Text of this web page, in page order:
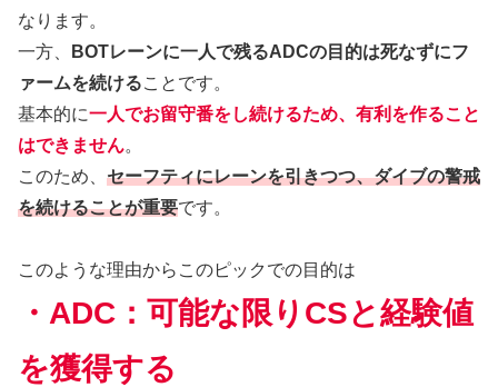
なります。
一方、
BOTレーンに一人で残るADCの目的は死なずにフ
ァームを続けることです。
基本的に一人でお留守番をし続けるため、有利を作ること
はできません。
このため、 セーフティにレーンを引きつつ、ダイブの警戒
を続けることが重要です。
このような理由からこのピックでの目的は
・ADC：可能な限りCSと経験値
を獲得する